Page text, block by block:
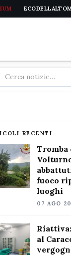
Cerca
RECENTI
Tromba
fuoco
luoghi
07 AGO
al